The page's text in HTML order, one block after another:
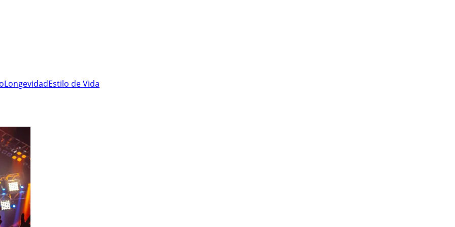
LongevidadEstilo de Vida